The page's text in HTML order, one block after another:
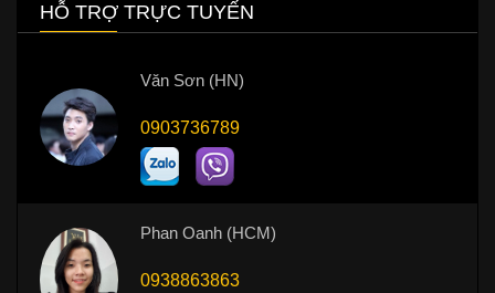
HỖ TRỢ TRỰC TUYẾN
Văn Sơn (HN)
0903736789
Phan Oanh (HCM)
0938863863